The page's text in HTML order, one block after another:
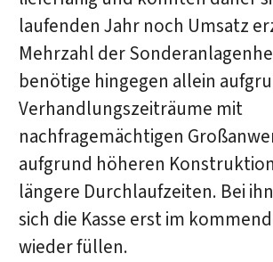
laufenden Jahr noch Umsatz
Mehrzahl der
benötige hingegen allein
Verhandlungszeiträume mit
nachfragemächtigen
aufgrund höheren
längere Durchlaufzeiten. Bei
sich die Kasse erst im
wieder füllen.